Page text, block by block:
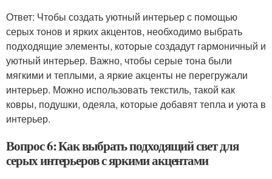
Ответ: Чтобы создать уютный интерьер с помощью
серых тонов и ярких акцентов, необходимо выбрать
подходящие элементы, которые создадут гармоничный и
уютный интерьер. Важно, чтобы серые тона были
мягкими и теплыми, а яркие акценты не перегружали
интерьер. Можно использовать текстиль, такой как
ковры, подушки, одеяла, которые добавят тепла и уюта в
интерьер.
Вопрос 6: Как выбрать подходящий свет для
серых интерьеров с яркими акцентами